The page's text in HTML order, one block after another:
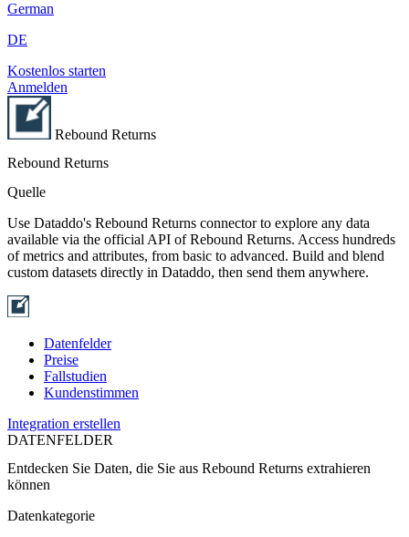
German
DE
Kostenlos starten
Anmelden
Rebound Returns
Rebound Returns
Quelle
Use Dataddo's Rebound Returns connector to explore any data
available via the official API of Rebound Returns. Access hundreds
of metrics and attributes, from basic to advanced. Build and blend
custom datasets directly in Dataddo, then send them anywhere.
Datenfelder
Preise
Fallstudien
Kundenstimmen
Integration erstellen
DATENFELDER
Entdecken Sie Daten, die Sie aus Rebound Returns extrahieren
können
Datenkategorie